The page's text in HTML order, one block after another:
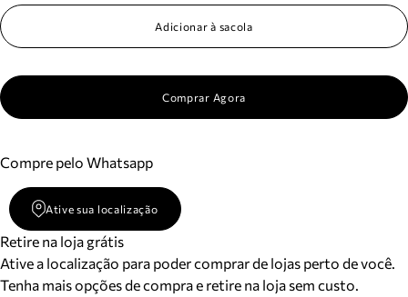
Adicionar à sacola
Comprar Agora
Compre pelo Whatsapp
Ative sua localização
Retire na loja grátis
Ative a localização para poder comprar de lojas perto de você.
Tenha mais opções de compra e retire na loja sem custo.